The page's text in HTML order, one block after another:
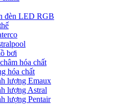
đèn LED RGB
bơi
hóa chất
hóa chất
lượng Emaux
lượng Astral
lượng Pentair